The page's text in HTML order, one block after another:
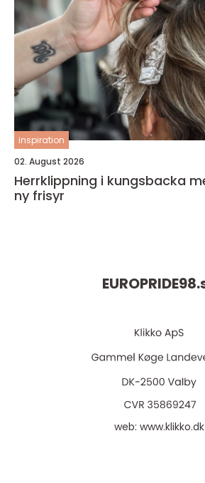
inspiration
02. August 2026
Herrklippning i kungsbacka mer än bara en
ny frisyr
EUROPRIDE98.
web: www.klikko.dk